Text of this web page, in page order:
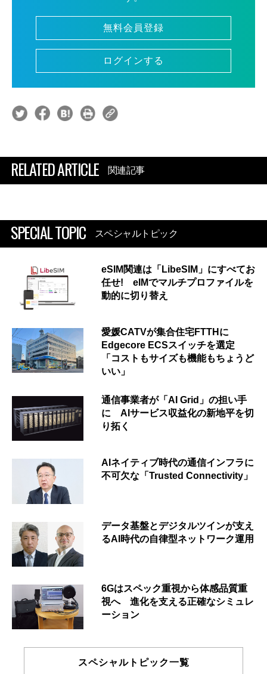
無料会員登録
ログインする
RELATED ARTICLE 関連記事
SPECIAL TOPIC スペシャルトピック
eSIM関連は「LibeSIM」にすべてお
任せ! eIMでマルチプロファイルを
動的に切り替え
愛媛CATVが集合住宅FTTHに
Edgecore ECSスイッチを選定
「コストもサイズも機能もちょうど
いい」
通信事業者が「AI Grid」の担い手
に AIサービス収益化の新地平を切
り拓く
AIネイティブ時代の通信インフラに
不可欠な「Trusted Connectivity」
データ基盤とデジタルツインが支え
るAI時代の自律型ネットワーク運用
6Gはスペック重視から体感品質重
視へ 進化を支える正確なシミュレ
ーション
スペシャルトピック一覧